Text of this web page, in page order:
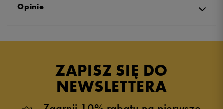
Opinie
ZAPISZ SIĘ DO
NEWSLETTERA